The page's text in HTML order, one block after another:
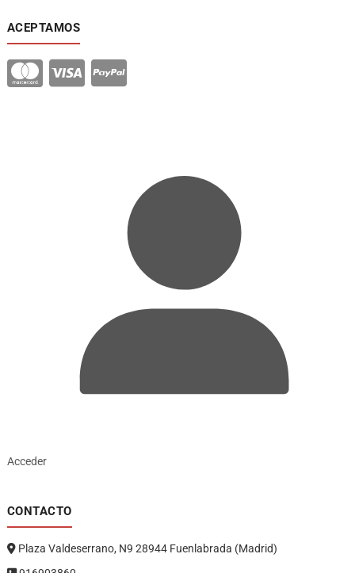
ACEPTAMOS
Acceder
CONTACTO
Plaza Valdeserrano, N9 28944 Fuenlabrada (Madrid)